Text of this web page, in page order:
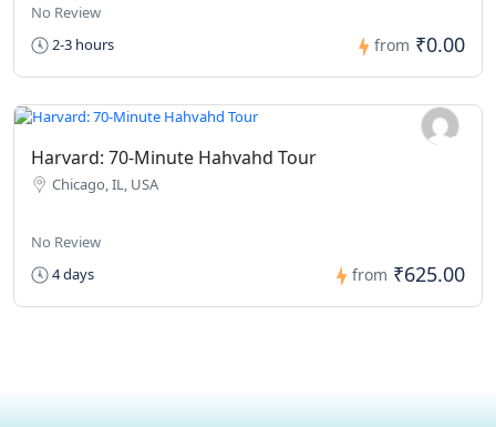
No Review
2-3 hours
from ₹0.00
Harvard: 70-Minute Hahvahd Tour
Chicago, IL, USA
No Review
4 days
from ₹625.00